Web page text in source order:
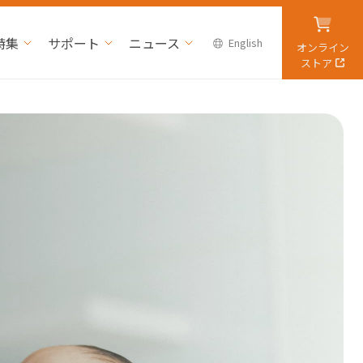
集 サポート ニュース English
オンライン
ストア